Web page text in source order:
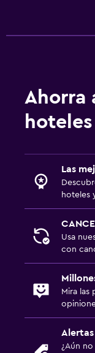
Ahorra
Las
hoteles
Usa
con
Mira las
¿Aún